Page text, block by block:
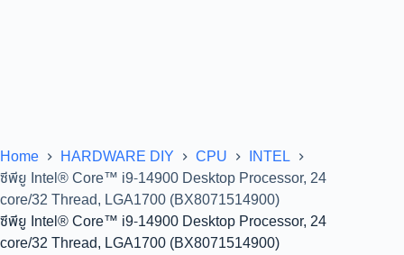
Home HARDWARE DIY CPU
INTEL
ซีพียู Intel® Core™ i9-14900 Desktop Processor, 24
core/32 Thread, LGA1700 (BX8071514900)
ซีพียู Intel® Core™ i9-14900 Desktop Processor, 24
core/32 Thread, LGA1700 (BX8071514900)